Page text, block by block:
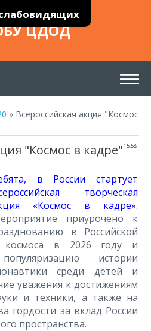
ЦДОД
» Всероссийская акция "Космос
15:58
"Космос в кадре"
в России стартует
творческая
«Космос в кадре».
приурочено к
в Российской
космоса в 2026 году и
истории
среди детей и
уважения к достижениям
и техники, а также на
гордости за вклад России
пространства.